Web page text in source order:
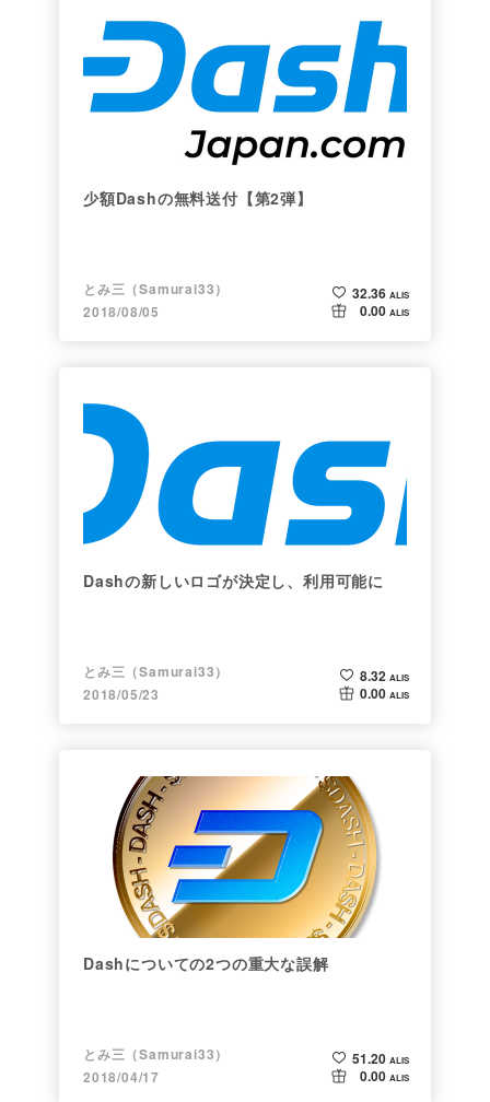
少額Dashの無料送付【第2弾】
とみ三（Samurai33）
2018/08/05
32.36 ALIS
0.00 ALIS
Dashの新しいロゴが決定し、利用可能に
とみ三（Samurai33）
2018/05/23
8.32 ALIS
0.00 ALIS
Dashについての2つの重大な誤解
とみ三（Samurai33）
2018/04/17
51.20 ALIS
0.00 ALIS